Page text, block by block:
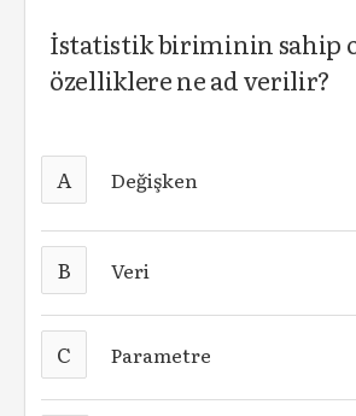
İstatistik biriminin sahip
özelliklere ne ad verilir?
A Değişken
B Veri
C Parametre